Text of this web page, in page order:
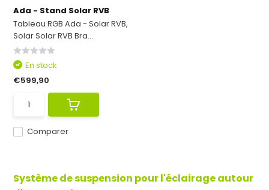
Ada - Stand Solar RVB
Tableau RGB Ada - Solar RVB,
Solar Solar RVB Bra...
Comparer
En stock
€599,90
Système de suspension pour l'éclairage autour